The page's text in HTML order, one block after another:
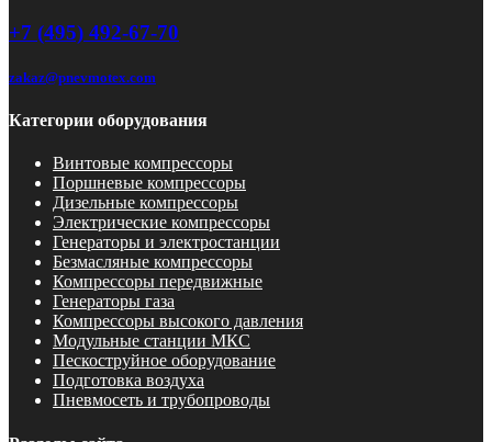
+7 (495) 492-67-70
zakaz@pnevmotex.com
Категории оборудования
Винтовые компрессоры
Поршневые компрессоры
Дизельные компрессоры
Электрические компрессоры
Генераторы и электростанции
Безмасляные компрессоры
Компрессоры передвижные
Генераторы газа
Компрессоры высокого давления
Модульные станции МКС
Пескоструйное оборудование
Подготовка воздуха
Пневмосеть и трубопроводы